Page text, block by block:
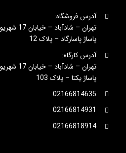
آدرس فروشگاه:
تهران – شادآباد – خیابان 17 شهریور
پاساژ پاسارگاد – پلاک 12
آدرس کارگاه:
تهران – شادآباد – خیابان 17 شهریور
پاساژ یکتا – پلاک 103
02166814635
02166814931
02166818914